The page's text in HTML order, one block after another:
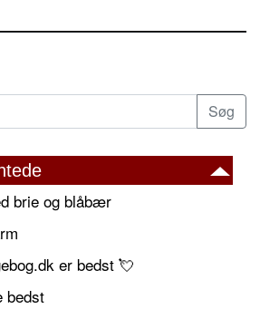
brie og blåbær
er bedst 💘
bedst